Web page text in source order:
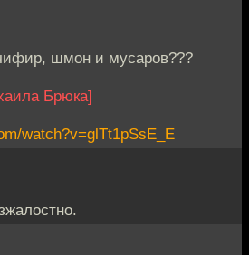
шмон и мусаров???
Брюка]
watch?v=glTt1pSsE_E